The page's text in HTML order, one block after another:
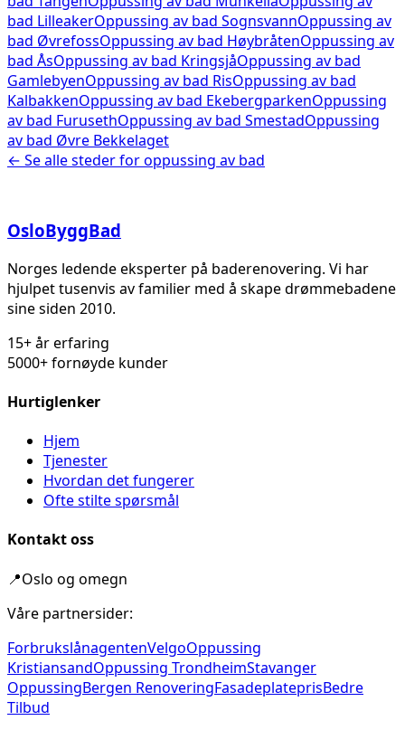
bad LilleakerOppussing av bad SognsvannOppussing av
bad ØvrefossOppussing av bad HøybråtenOppussing av
bad ÅsOppussing av bad KringsjåOppussing av bad
GamlebyenOppussing av bad RisOppussing av bad
KalbakkenOppussing av bad EkebergparkenOppussing
av bad FurusethOppussing av bad SmestadOppussing
av bad Øvre Bekkelaget
← Se alle steder foroppussing av bad
OsloByggBad
Norges ledende eksperter på baderenovering. Vi har
hjulpet tusenvis av familier med å skape drømmebadene
sine siden 2010.
15+ år erfaring
5000+ fornøyde kunder
Hurtiglenker
Hjem
Tjenester
Hvordan det fungerer
Ofte stilte spørsmål
Kontakt oss
📍Oslo og omegn
Våre partnersider:
ForbrukslånagentenVelgoOppussing
KristiansandOppussing TrondheimStavanger
OppussingBergen RenoveringFasadeplateprisBedre
Tilbud